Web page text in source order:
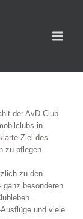
der AvD-Club
in
Ziel des
zu pflegen.
zu den
ganz besonderen
und viele